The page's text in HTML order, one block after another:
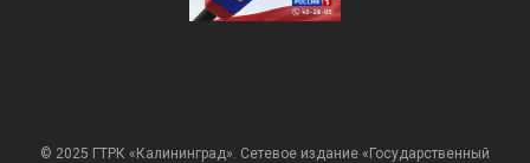
© 2025 ГТРК «Калининград». Сетевое издание «Государственный